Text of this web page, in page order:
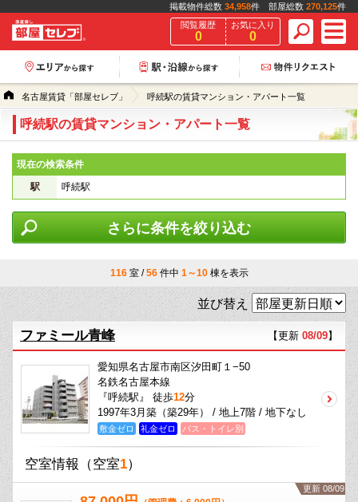
掲載物件総数 34,958件 部屋総数 270,125件
閲覧履歴
0
お気に入り
0
名古屋賃貸「部屋セレブ」 呼続駅の賃貸マンション・アパート一覧
呼続駅の賃貸マンション・アパート一覧
現在の検索条件
駅
呼続駅
さらに条件を絞り込む
116室 /56件中 1～10棟を表示
並び替え
ファミール青峰 【更新 08/09】
愛知県名古屋市南区汐田町１−50
名鉄名古屋本線
『呼続駅』 徒歩12分
1997年3月築（築29年） / 地上7階 / 地下なし
敷金ゼロ 礼金ゼロ バス・トイレ別
空室情報 （空室1）
更新 08/09